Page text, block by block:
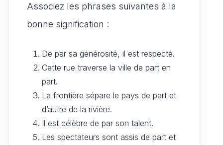
Associez les phrases suivantes à la
bonne signification :
De par sa générosité, il est respecté.
Cette rue traverse la ville de part en
part.
La frontière sépare le pays de part et
d’autre de la rivière.
Il est célèbre de par son talent.
Les spectateurs sont assis de part et